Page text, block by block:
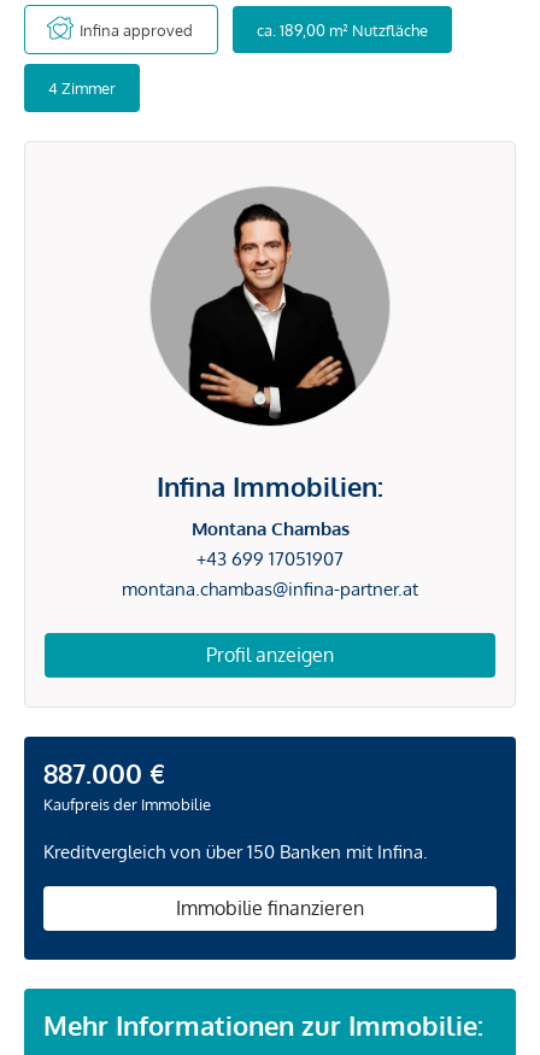
Infina approved ca. 189,00 m² Nutzfläche
4 Zimmer
Infina Immobilien:
Montana Chambas
+43 699 17051907
montana.chambas@infina-partner.at
Profil anzeigen
887.000 €
Kaufpreis der Immobilie
Kreditvergleich von über 150 Banken mit Infina.
Immobilie finanzieren
Mehr Informationen zur Immobilie: